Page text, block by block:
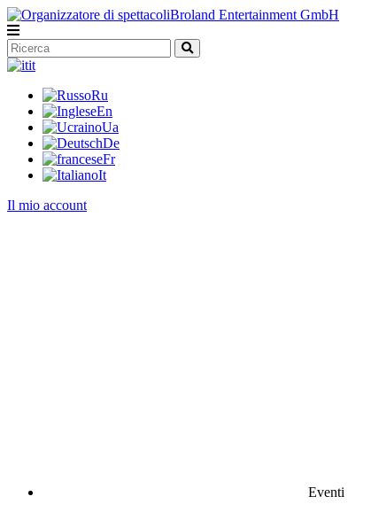
it
Ru
En
Ua
De
Fr
It
Il mio account
Eventi